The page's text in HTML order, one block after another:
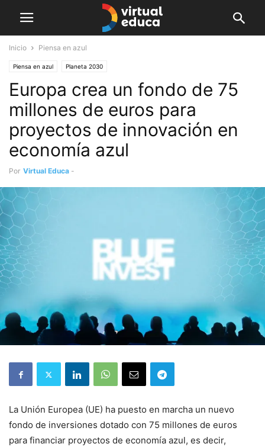
Inicio Piensa en azul
Piensa en azul Planeta 2030
Europa crea un fondo de 75
millones de euros para
proyectos de innovación en
economía azul
Por Virtual Educa -
La Unión Europea (UE) ha puesto en marcha un nuevo
fondo de inversiones dotado con 75 millones de euros
para financiar proyectos de economía azul, es decir,